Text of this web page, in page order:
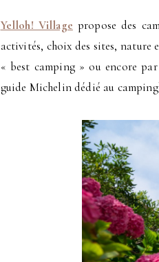
Yelloh! Village propose des
activités, choix des sites, nature
« best camping » ou encore
guide Michelin dédié au